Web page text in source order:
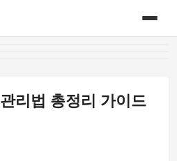
리법 총정리 가이드